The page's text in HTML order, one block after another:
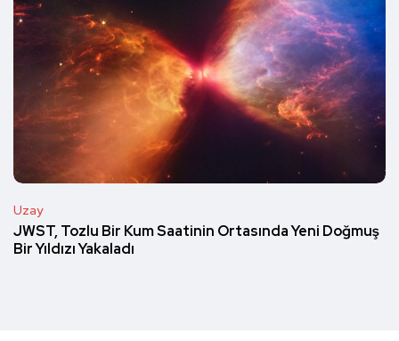
Uzay
JWST, Tozlu Bir Kum Saatinin Ortasında Yeni Doğmuş
Bir Yıldızı Yakaladı